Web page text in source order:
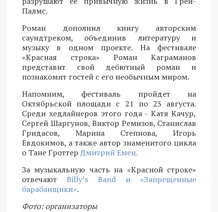
Палмс.
Роман дополнил книгу авторским
саундтреком, объединив литературу и
музыку в одном проекте. На фестивале
«Красная строка» Роман Каграманов
представит свой дебютный роман и
познакомит гостей с его необычным миром.
Напомним, фестиваль пройдет на
Октябрьской площади с 21 по 23 августа.
Среди хедлайнеров этого года - Катя Качур,
Сергей Шаргунов, Виктор Ремизов, Станислав
Гридасов, Марина Степнова, Игорь
Евдокимов, а также автор знаменитого цикла
о Тане ГроттерДмитрий Емец.
За музыкальную часть на «Красной строке»
отвечают Billy’s Band и «Запрещенные
барабанщики».
Фото: организаторы